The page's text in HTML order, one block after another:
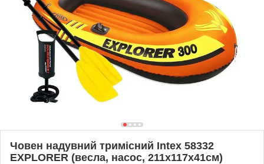
Човен надувний тримісний Intex 58332
EXPLORER (весла, насос, 211х117х41см)